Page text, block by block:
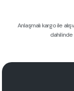
Anlaşmalı kargo ile
dahilinde